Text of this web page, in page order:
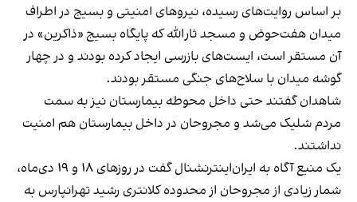
بر اساس روایت‌های رسیده، نیروهای امنیتی و بسیج در اطراف
میدان هفت‌حوض و مسجد ثارالله که پایگاه بسیج «ذاکرین» در
آن مستقر است، ایست‌های بازرسی ایجاد کرده بودند و در چهار
گوشه میدان با سلاح‌های جنگی مستقر بودند.
شاهدان گفتند حتی داخل محوطه بیمارستان نیز به سمت
مردم شلیک می‌شد و مجروحان در داخل بیمارستان هم امنیت
نداشتند.
یک منبع آگاه به ایران‌اینترنشنال گفت در روزهای ۱۸ و ۱۹ دی‌ماه،
شمار زیادی از مجروحان از محدوده کلانتری رشید تهرانپارس به